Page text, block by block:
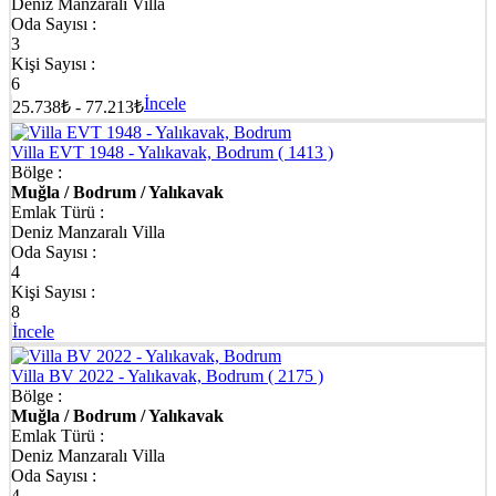
Deniz Manzaralı Villa
Oda Sayısı :
3
Kişi Sayısı :
6
25.738₺ - 77.213₺İncele
Villa EVT 1948 - Yalıkavak, Bodrum ( 1413 )
Bölge :
Muğla / Bodrum / Yalıkavak
Emlak Türü :
Deniz Manzaralı Villa
Oda Sayısı :
4
Kişi Sayısı :
8
İncele
Villa BV 2022 - Yalıkavak, Bodrum ( 2175 )
Bölge :
Muğla / Bodrum / Yalıkavak
Emlak Türü :
Deniz Manzaralı Villa
Oda Sayısı :